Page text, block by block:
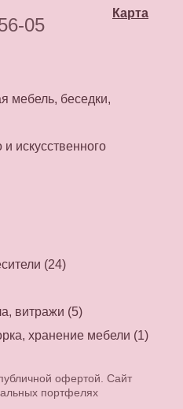
Карта
05
мебель, беседки,
искусственного
(24)
витражи (5)
хранение мебели (1)
офертой. Сайт
портфелях